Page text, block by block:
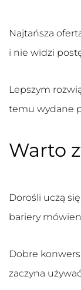
Najtańsza
i nie widzi
Lepszym
temu wydane
Warto
Dorośli uczą
bariery
Dobre
zaczyna